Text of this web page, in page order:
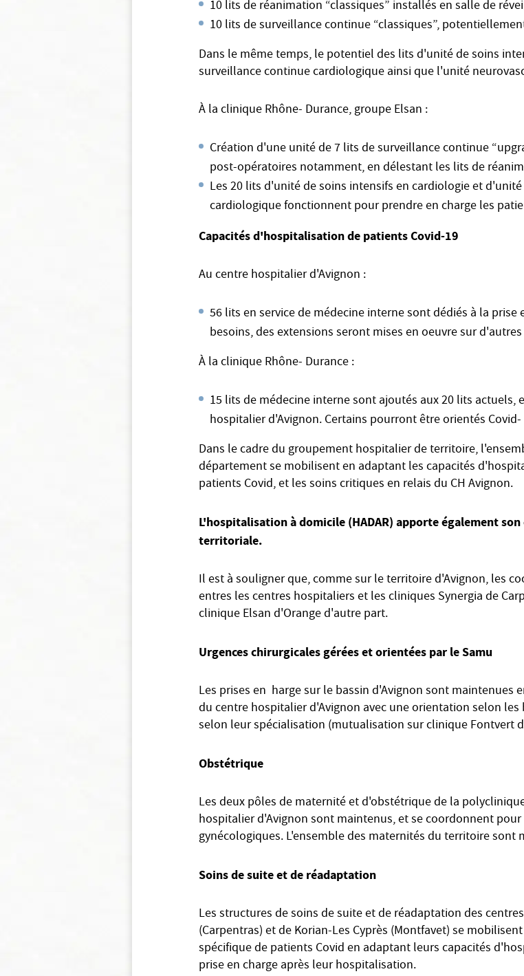
10 lits de réanimation “classiques” installés en salle de
10 lits de surveillance continue “classiques”,
Dans le même temps, le potentiel des lits d'unité de soins
surveillance continue cardiologique ainsi que l'unité
À la clinique Rhône- Durance, groupe Elsan :
Création d'une unité de 7 lits de surveillance continue
post-opératoires notamment, en délestant les lits de
Les 20 lits d'unité de soins intensifs en cardiologie et
cardiologique fonctionnent pour prendre en charge les
Capacités d'hospitalisation de patients Covid-19
Au centre hospitalier d'Avignon :
56 lits en service de médecine interne sont dédiés à la prise
besoins, des extensions seront mises en oeuvre sur
À la clinique Rhône- Durance :
15 lits de médecine interne sont ajoutés aux 20 lits
hospitalier d'Avignon. Certains pourront être orientés
Dans le cadre du groupement hospitalier de territoire,
département se mobilisent en adaptant les capacités
patients Covid, et les soins critiques en relais du CH Avignon.
L'hospitalisation à domicile (HADAR) apporte également
territoriale.
Il est à souligner que, comme sur le territoire d'Avignon, les
entres les centres hospitaliers et les cliniques Synergia de
clinique Elsan d'Orange d'autre part.
Urgences chirurgicales gérées et orientées par le Samu
Les prises en harge sur le bassin d'Avignon sont maintenues
du centre hospitalier d'Avignon avec une orientation selon
selon leur spécialisation (mutualisation sur clinique Fontvert
Obstétrique
Les deux pôles de maternité et d'obstétrique de la
hospitalier d'Avignon sont maintenus, et se coordonnent pour
gynécologiques. L'ensemble des maternités du territoire sont
Soins de suite et de réadaptation
Les structures de soins de suite et de réadaptation des
(Carpentras) et de Korian-Les Cyprès (Montfavet) se
spécifique de patients Covid en adaptant leurs capacités
prise en charge après leur hospitalisation.